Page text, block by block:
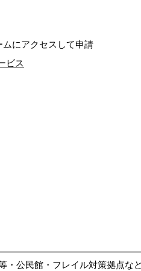
ムにアクセスして申請
ビス
・公民館・フレイル対策拠点な